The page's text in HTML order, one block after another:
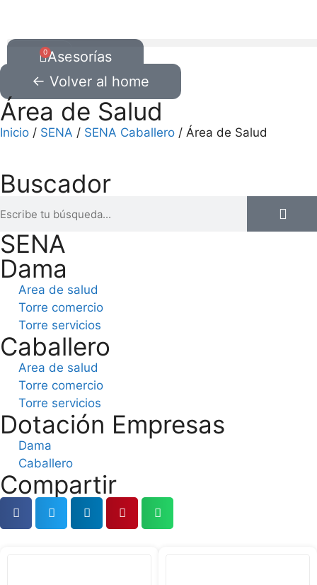
Asesorías
0
← Volver al home
Área de Salud
Inicio / SENA / SENA Caballero / Área de Salud
Buscador
SENA
Dama
Area de salud
Torre comercio
Torre servicios
Caballero
Area de salud
Torre comercio
Torre servicios
Dotación Empresas
Dama
Caballero
Compartir